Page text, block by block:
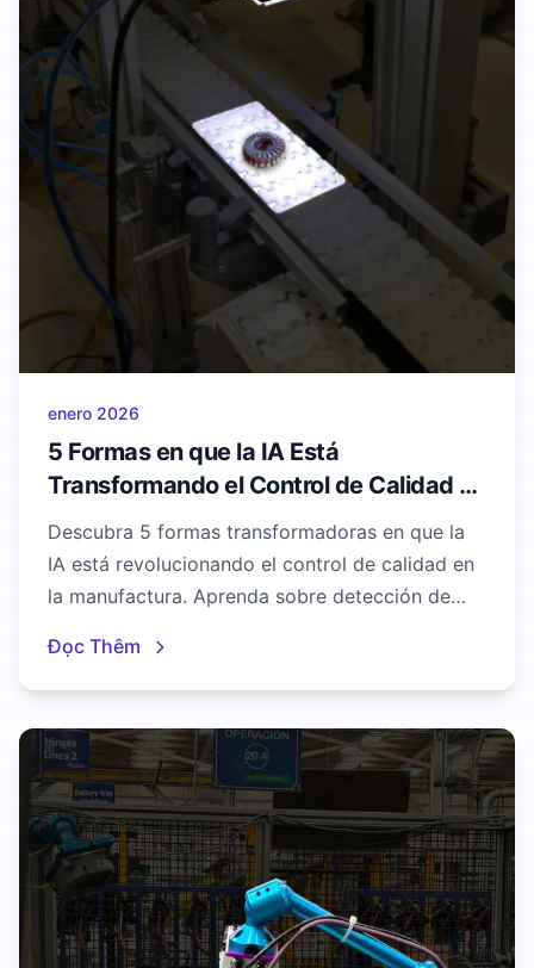
enero 2026
5 Formas en que la IA Está
Transformando el Control de Calidad en
la Manufactura
Descubra 5 formas transformadoras en que la
IA está revolucionando el control de calidad en
la manufactura. Aprenda sobre detección de
automatizada.
Đọc Thêm